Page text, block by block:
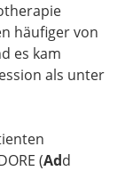
häufiger von
es kam
als unter
(Add